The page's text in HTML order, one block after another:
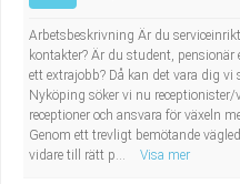
Arbetsbeskrivning Är du
kontakter? Är du student,
ett extrajobb? Då kan det vara dig
Nyköping söker vi nu
receptioner och ansvara för växeln
Genom ett trevligt bemötande
vidare till rätt p...
Visa mer